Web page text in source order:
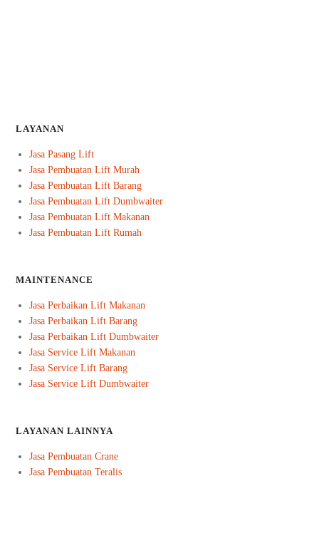
LAYANAN
Jasa Pasang Lift
Jasa Pembuatan Lift Murah
Jasa Pembuatan Lift Barang
Jasa Pembuatan Lift Dumbwaiter
Jasa Pembuatan Lift Makanan
Jasa Pembuatan Lift Rumah
MAINTENANCE
Jasa Perbaikan Lift Makanan
Jasa Perbaikan Lift Barang
Jasa Perbaikan Lift Dumbwaiter
Jasa Service Lift Makanan
Jasa Service Lift Barang
Jasa Service Lift Dumbwaiter
LAYANAN LAINNYA
Jasa Pembuatan Crane
Jasa Pembuatan Teralis